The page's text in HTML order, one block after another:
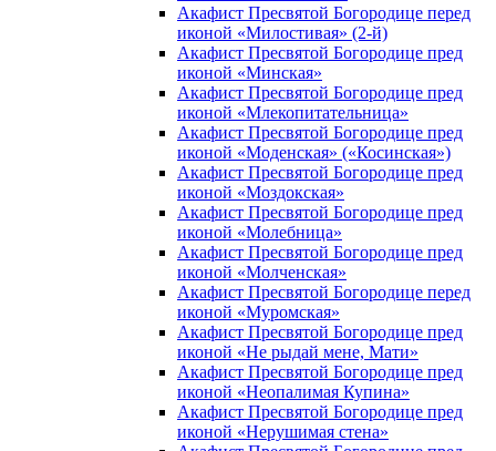
Акафист Пресвятой Богородице перед
иконой «Милостивая» (2-й)
Акафист Пресвятой Богородице пред
иконой «Минская»
Акафист Пресвятой Богородице пред
иконой «Млекопитательница»
Акафист Пресвятой Богородице пред
иконой «Моденская» («Косинская»)
Акафист Пресвятой Богородице пред
иконой «Моздокская»
Акафист Пресвятой Богородице пред
иконой «Молебница»
Акафист Пресвятой Богородице пред
иконой «Молченская»
Акафист Пресвятой Богородице перед
иконой «Муромская»
Акафист Пресвятой Богородице пред
иконой «Не рыдай мене, Мати»
Акафист Пресвятой Богородице пред
иконой «Неопалимая Купина»
Акафист Пресвятой Богородице пред
иконой «Нерушимая стена»